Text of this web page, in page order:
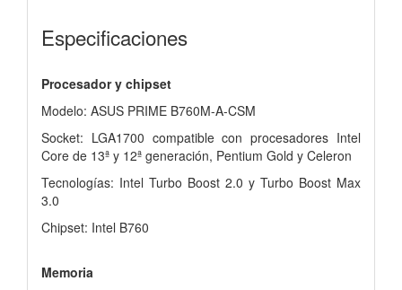
Especificaciones
Procesador y chipset
Modelo: ASUS PRIME B760M-A-CSM
Socket: LGA1700 compatible con procesadores Intel
Core de 13ª y 12ª generación, Pentium Gold y Celeron
Tecnologías: Intel Turbo Boost 2.0 y Turbo Boost Max
3.0
Chipset: Intel B760
Memoria